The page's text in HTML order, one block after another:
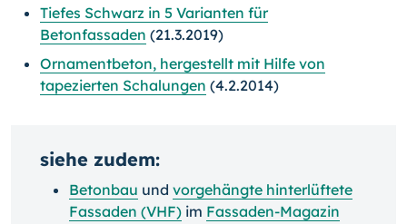
Tiefes Schwarz in 5 Varianten für
Betonfassaden (21.3.2019)
Ornamentbeton, hergestellt mit Hilfe von
tapezierten Schalungen (4.2.2014)
siehe zudem:
Betonbau und vorgehängte hinterlüftete
Fassaden (VHF) im Fassaden-Magazin